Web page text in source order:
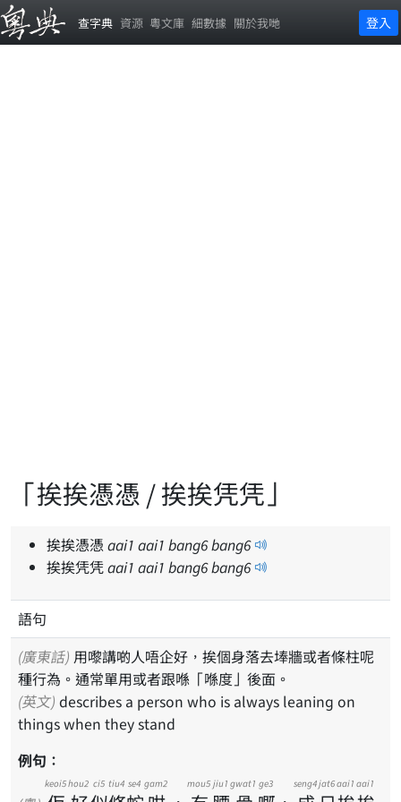
查字典 資源 粵文庫 細數據 關於我哋 登入
「挨挨憑憑 / 挨挨凭凭」
挨挨憑憑 aai1 aai1 bang6bang6
挨挨凭凭aai1 aai1 bang6bang6
語句
(廣東話)
種行為。通常單用或者跟喺「喺度」後面。
(英文)
things when they stand
例句：
keoi5hou2 ci5 tiu4 se4 gam2 mou5 jiu1 gwat1 ge3 seng4jat6aai1 aai1